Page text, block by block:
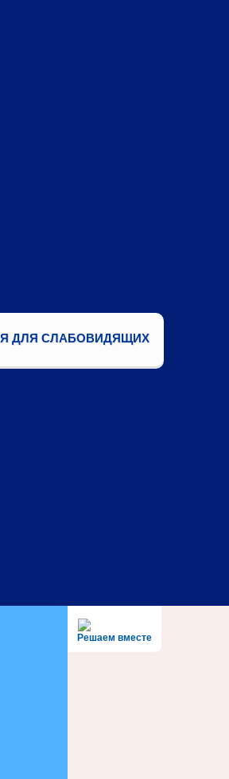
ДЛЯ СЛАБОВИДЯЩИХ
Решаем вместе